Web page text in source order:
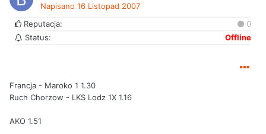
Napisano 16 Listopad 2007
Reputacja:
0
Status:
Offline
Francja - Maroko 1 1.30
Ruch Chorzow - LKS Lodz 1X 1.16
AKO 1.51